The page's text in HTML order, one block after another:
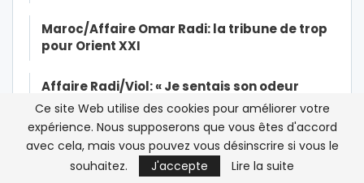
Maroc/Affaire Omar Radi: la tribune de trop
pour Orient XXI
Affaire Radi/Viol: « Je sentais son odeur
d’alcool, sa…
Qui a encore peur de Human Rights Watch ?
Ce site Web utilise des cookies pour améliorer votre
expérience. Nous supposerons que vous êtes d'accord
avec cela, mais vous pouvez vous désinscrire si vous le
souhaitez.
J'accepte Lire la suite